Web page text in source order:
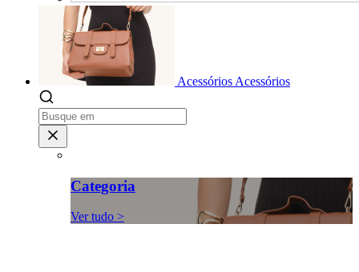
Acessórios Acessórios
Categoria
Ver tudo >